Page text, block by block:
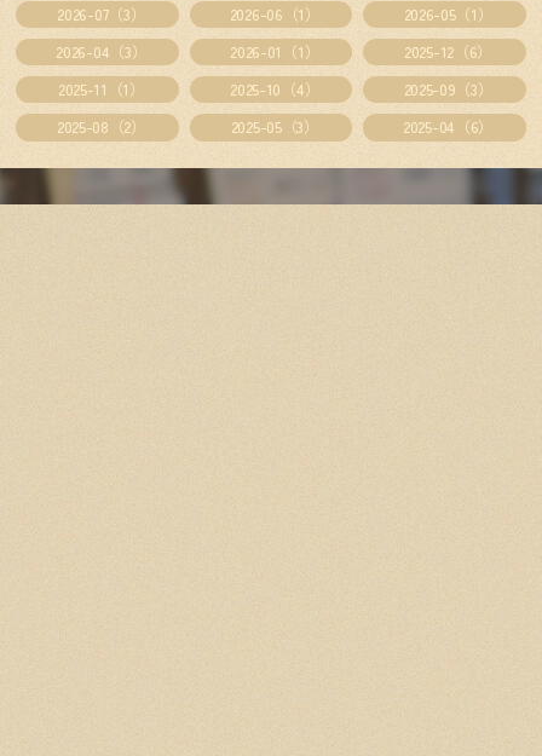
2026-07（3） 2026-06（1）
2026-05（1）
2026-04（3）
2026-01（1）
2025-12（6）
2025-11（1）
2025-10（4）
2025-09（3）
2025-08（2）
2025-05（3） 2025-04（6）